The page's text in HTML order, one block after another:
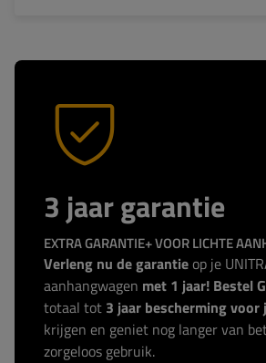
3 jaar garantie
EXTRA GARANTIE+ VOOR LICHTE
Verleng nu de garantie op je
aanhangwagen met 1 jaar! Bestel
totaal tot 3 jaar bescherming voor
krijgen en geniet nog langer van
zorgeloos gebruik.